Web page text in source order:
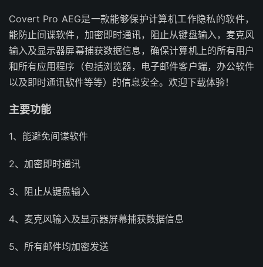
Covert Pro AEG是一款能够保护计算机工作隐私的软件，
能防止间谍软件，加密即时通讯，阻止从键盘输入，麦克风
输入及显示器屏幕捕获数据信息，确保计算机上的所有用户
和所有应用程序（包括浏览器，电子邮件客户端，办公软件
以及即时通讯软件等等）的信息安全。欢迎下载体验！
主要功能
1、能避免间谍软件
2、加密即时通讯
3、阻止从键盘输入
4、麦克风输入及显示器屏幕捕获数据信息
5、所有邮件均加密发送